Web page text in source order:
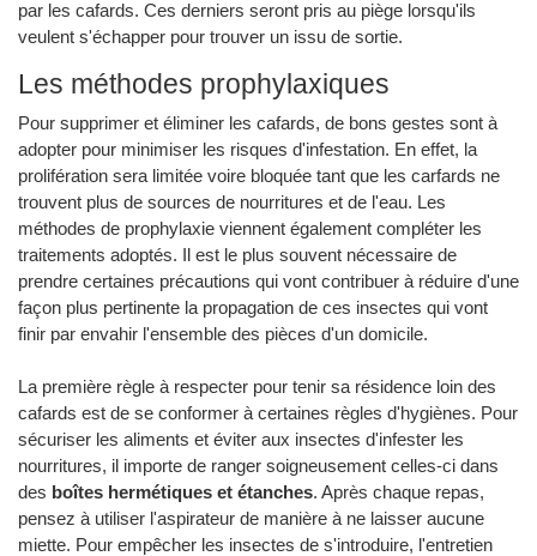
par les cafards. Ces derniers seront pris au piège lorsqu'ils
veulent s'échapper pour trouver un issu de sortie.
Les méthodes prophylaxiques
Pour supprimer et éliminer les cafards, de bons gestes sont à
adopter pour minimiser les risques d'infestation. En effet, la
prolifération sera limitée voire bloquée tant que les carfards ne
trouvent plus de sources de nourritures et de l'eau. Les
méthodes de prophylaxie viennent également compléter les
traitements adoptés. Il est le plus souvent nécessaire de
prendre certaines précautions qui vont contribuer à réduire d'une
façon plus pertinente la propagation de ces insectes qui vont
finir par envahir l'ensemble des pièces d'un domicile.
La première règle à respecter pour tenir sa résidence loin des
cafards est de se conformer à certaines règles d'hygiènes. Pour
sécuriser les aliments et éviter aux insectes d'infester les
nourritures, il importe de ranger soigneusement celles-ci dans
des boîtes hermétiques et étanches. Après chaque repas,
pensez à utiliser l'aspirateur de manière à ne laisser aucune
miette. Pour empêcher les insectes de s'introduire, l'entretien